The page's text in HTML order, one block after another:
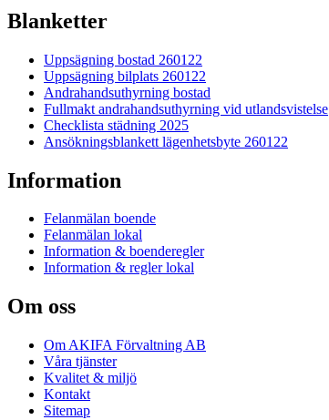
Blanketter
Uppsägning bostad 260122
Uppsägning bilplats 260122
Andrahandsuthyrning bostad
Fullmakt andrahandsuthyrning vid utlandsvistelse
Checklista städning 2025
Ansökningsblankett lägenhetsbyte 260122
Information
Felanmälan boende
Felanmälan lokal
Information & boenderegler
Information & regler lokal
Om oss
Om AKIFA Förvaltning AB
Våra tjänster
Kvalitet & miljö
Kontakt
Sitemap